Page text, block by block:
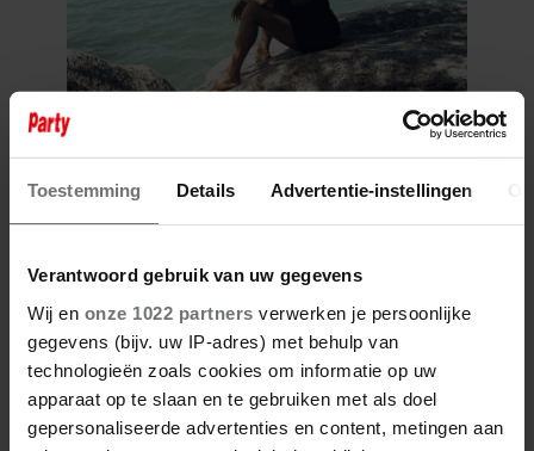
Toestemming Details Advertentie-instellingen
Verantwoord gebruik van uw gegevens
Wij en onze 1022 partners verwerken je persoonlijke
gegevens (bijv. uw IP-adres) met behulp van
technologieën zoals cookies om informatie op uw
apparaat op te slaan en te gebruiken met als doel
gepersonaliseerde advertenties en content, metingen aan
6 augustus 2026
WAAROM KATJA SCHUURMAN
BEWUST VOOR RUST KOOS…